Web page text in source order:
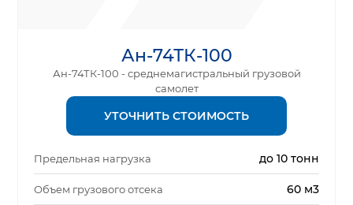
Ан-74ТК-100
Ан-74ТК-100 - среднемагистральный грузовой
самолет
УТОЧНИТЬ СТОИМОСТЬ
Предельная нагрузка до 10 тонн
Объем грузового отсека 60 м3